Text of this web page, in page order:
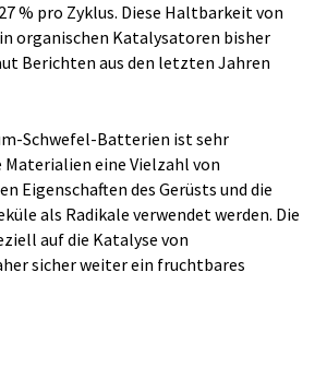
% pro Zyklus. Diese Haltbarkeit von
organischen Katalysatoren bisher
Berichten aus den letzten Jahren
Schwefel-Batterien ist sehr
Materialien eine Vielzahl von
Eigenschaften des Gerüsts und die
als Radikale verwendet werden. Die
auf die Katalyse von
sicher weiter ein fruchtbares